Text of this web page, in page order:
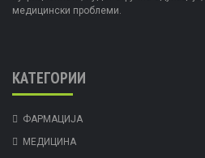
медицински проблеми.
КАТЕГОРИИ
ФАРМАЦИЈА
МЕДИЦИНА